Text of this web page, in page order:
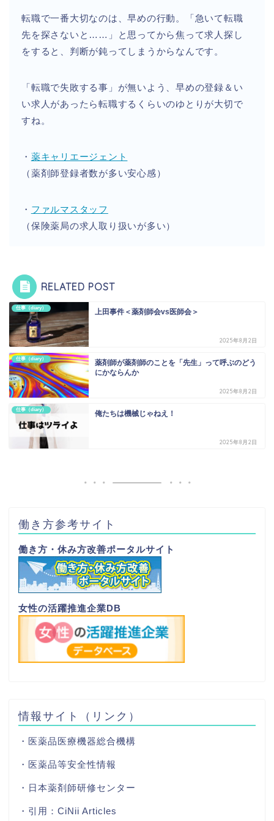
転職で一番大切なのは、早めの行動。「急いて転職
先を探さないと……」と思ってから焦って求人探し
をすると、判断が鈍ってしまうからなんです。
「転職で失敗する事」が無いよう、早めの登録＆い
い求人があったら転職するくらいのゆとりが大切で
すね。
・ 薬キャリエージェント
（薬剤師登録者数が多い安心感）
・ ファルマスタッフ
（保険薬局の求人取り扱いが多い）
RELATED POST
仕事（diary） 上田事件＜薬剤師会vs医師会＞
2025年8月2日
仕事（diary）
薬剤師が薬剤師のことを「先生」って呼ぶのどう
にかならんか
2025年8月2日
仕事（diary） 俺たちは機械じゃねえ！
2025年8月2日
働き方参考サイト
働き方・休み方改善ポータルサイト
女性の活躍推進企業DB
情報サイト（リンク）
・医薬品医療機器総合機構
・医薬品等安全性情報
・日本薬剤師研修センター
・引用： CiNii Articles